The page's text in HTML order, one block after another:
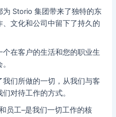
为 Storio 集团带来了独特的东
文化和公司中留下了持久的
在客户的生活和您的职业生
们所做的一切，从我们与客
对待工作的方式。
员工–是我们一切工作的核